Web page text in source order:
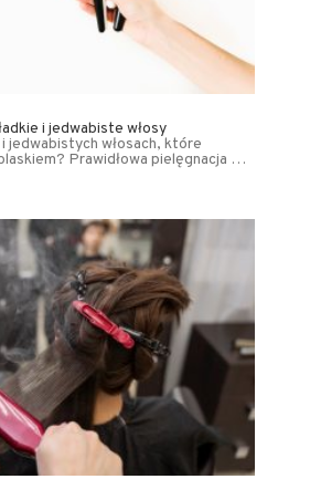
i jedwabiste włosy
i jedwabistych włosach, które
Prawidłowa pielęgnacja …